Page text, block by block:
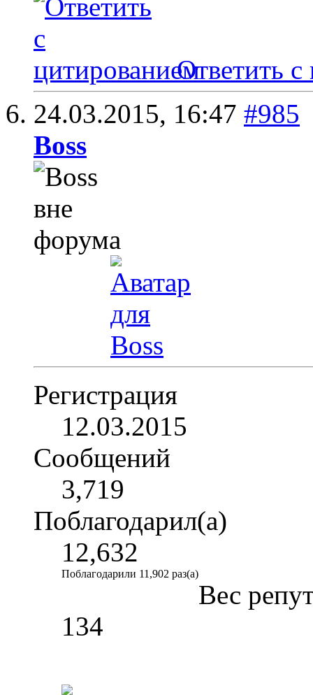
Ответить с
24.03.2015, 16:47 #985
Boss
Регистрация
12.03.2015
Сообщений
3,719
Поблагодарил(а)
12,632
Поблагодарили 11,902 раз(а)
Вес
134